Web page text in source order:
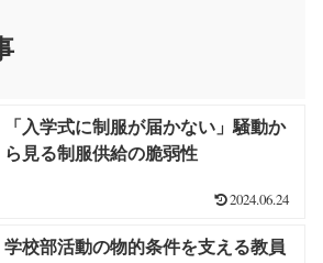
「入学式に制服が届かない」騒動か
ら見る制服供給の脆弱性
2024.06.24
学校部活動の物的条件を支える教員